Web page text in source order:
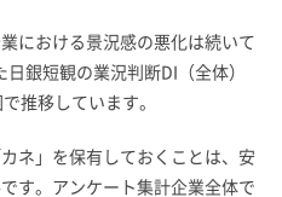
における景況感の悪化は続いて
銀短観の業況判断DI（全体）
推移しています。
ネ」を保有しておくことは、安
す。アンケート集計企業全体で